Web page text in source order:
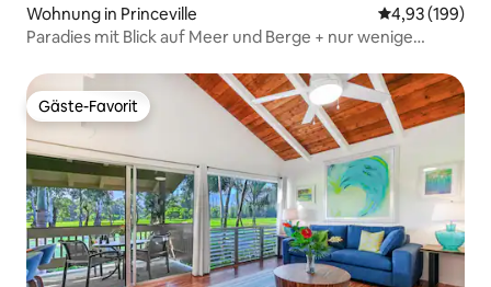
Wohnung in Princeville
4,93 (199)
Paradies mit Blick auf Meer und Berge + nur wenige
Gäste-Favorit
Gäste-Favorit